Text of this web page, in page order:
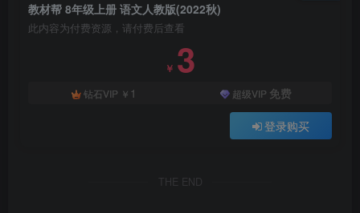
教材帮 8年级上册 语文人教版(2022秋)
此内容为付费资源，请付费后查看
￥ 3
钻石VIP ￥ 1 超级VIP 免费
登录购买
THE END